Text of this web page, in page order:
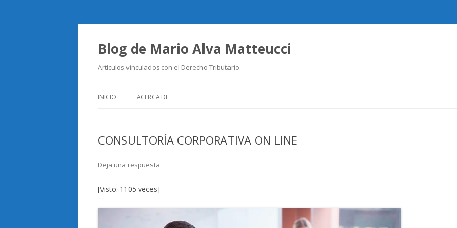
Blog de Mario Alva Matteucci
Artículos vinculados con el Derecho Tributario.
INICIO ACERCA DE
CONSULTORÍA CORPORATIVA ON LINE
Deja una respuesta
[Visto: 1105 veces]